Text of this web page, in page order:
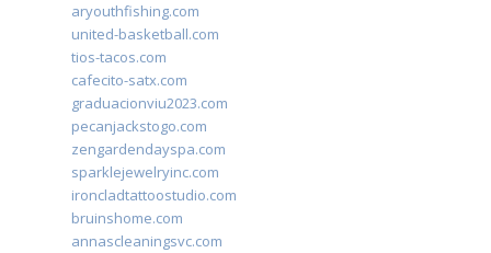
aryouthfishing.com
united-basketball.com
tios-tacos.com
cafecito-satx.com
graduacionviu2023.com
pecanjackstogo.com
zengardendayspa.com
sparklejewelryinc.com
ironcladtattoostudio.com
bruinshome.com
annascleaningsvc.com